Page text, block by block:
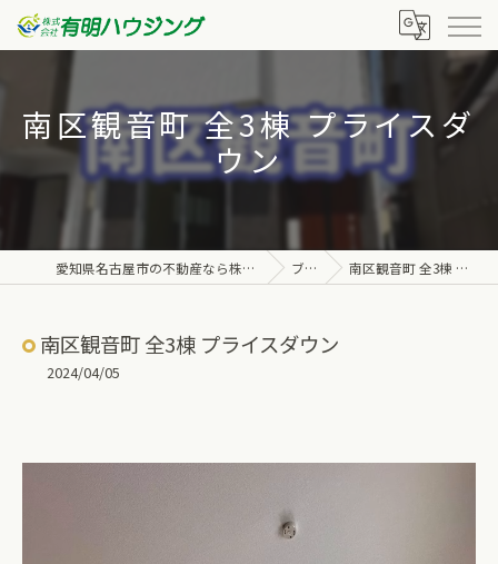
南区観音町 全3棟 プライスダ
ウン
愛知県名古屋市の不動産なら株式会社有明ハウジング ブログ 南区観音町 全3棟 プライスダウン
南区観音町 全3棟 プライスダウン
2024/04/05